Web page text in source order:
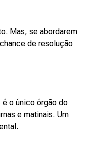
Mas, se abordarem
de resolução
o único órgão do
e matinais. Um